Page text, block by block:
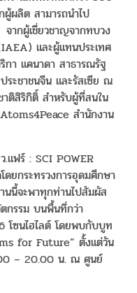
ผู้ผลิต สามารถนำไป
ากผู้เชี่ยวชาญจากทบวง
และผู้แทนประเทศ
กา แคนาดา สาธารณรัฐ
ระชาชนจีน และรัสเซีย ณ
ติสิริกิติ์ สำหรับผู้ที่สนใน
สำนักงาน
.แฟร์ : SCI POWER
ยกระทรวงการอุดมศึกษา
นนี้จะพาทุกท่านไปสัมผัส
กรรม บนพื้นที่กว่า
โซนไฮไลต์ โดยพบกับบูท
for Future” ตั้งแต่วัน
– 20.00 น. ณ ศูนย์